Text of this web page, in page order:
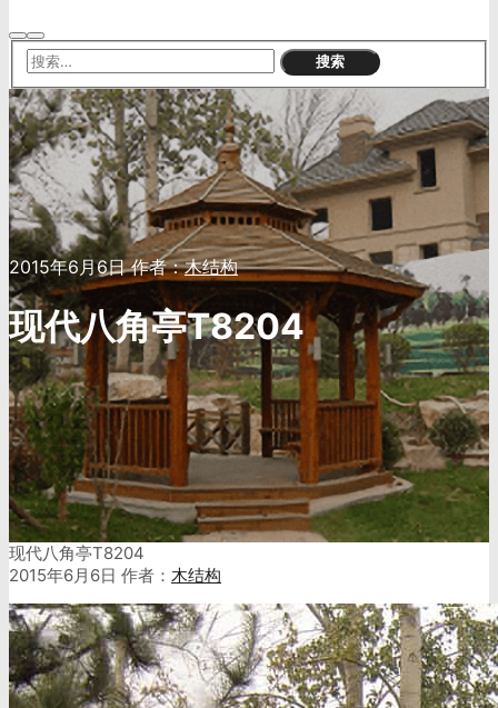
搜 主
菜
单
2015年6月6日作者：木结构
现代八角亭T8204
现代八角亭T8204
2015年6月6日 作者： 木结构